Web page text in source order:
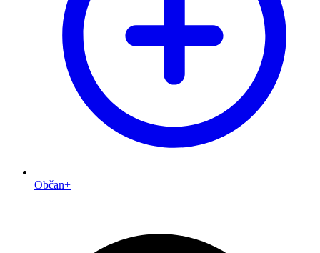
Občan+